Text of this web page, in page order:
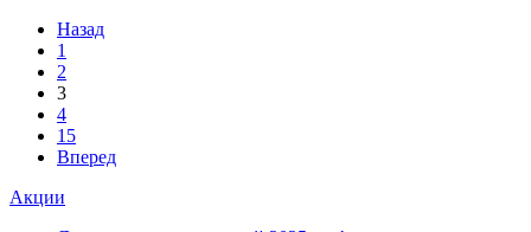
Назад
1
2
3
4
15
Вперед
Акции